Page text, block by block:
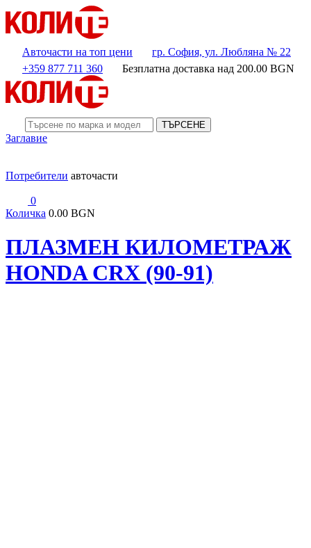
Авточасти на топ цени
гр. София, ул. Любляна № 22
+359 877 711 360
Безплатна доставка над 200.00 BGN
ТЪРСЕНЕ
Заглавие
Потребители авточасти
0
Количка 0.00 BGN
ПЛАЗМЕН КИЛОМЕТРАЖ
HONDA CRX (90-91)